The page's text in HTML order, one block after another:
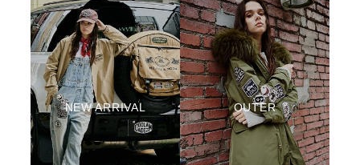
NEW ARRIVAL OUTER